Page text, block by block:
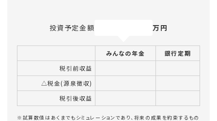
投資予定金額 万円
みんなの年金
銀行定期
税引前収益
△税金(源泉徴収)
税引後収益
※試算数値はあくまでもシミュレーションであり、将来の成果を約束するもの